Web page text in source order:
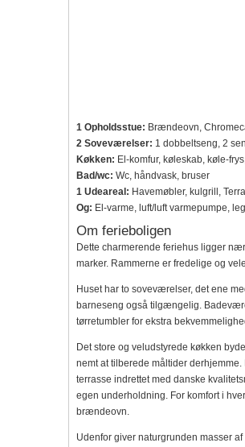
1 Opholdsstue: Brændeovn,
2 Soveværelser: 1 dobbeltseng, 2
Køkken: El-komfur, køleskab, køle-
Bad/wc: Wc, håndvask, bruser
1 Udeareal: Havemøbler, kulgrill,
Og: El-varme, luft/luft varmepumpe,
Om ferieboligen
Dette charmerende feriehus ligger
marker. Rammerne er fredelige og
Huset har to soveværelser, det ene
barneseng også tilgængelig.
tørretumbler for ekstra
Det store og veludstyrede køkken
nemt at tilberede måltider
terrasse indrettet med danske
egen underholdning. For komfort i
brændeovn.
Udenfor giver naturgrunden masser